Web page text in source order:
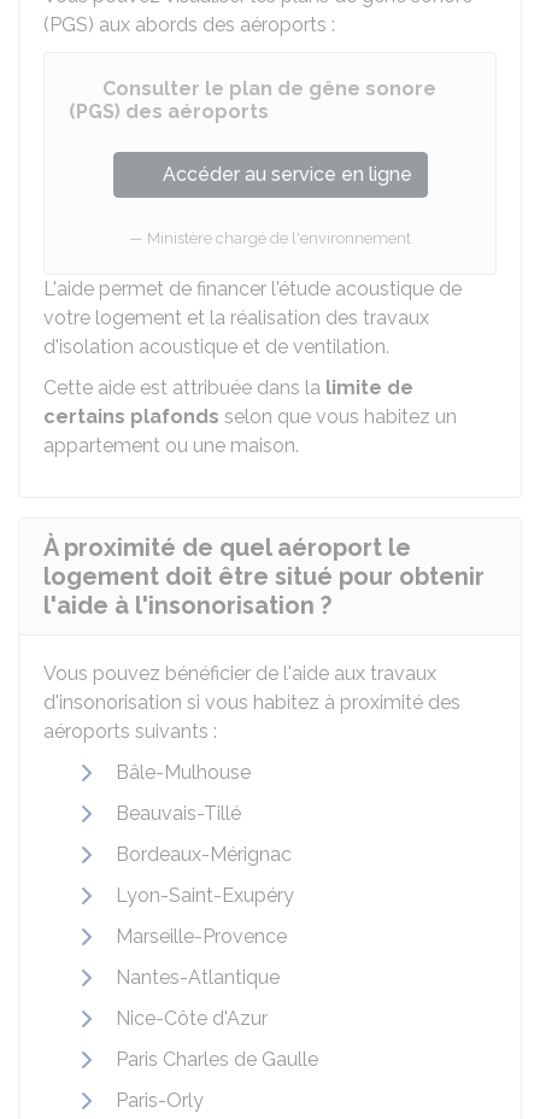
(PGS) aux abords des aéroports :
Consulter le plan de gêne sonore
(PGS) des aéroports
Accéder au service en ligne
Ministère chargé de l'environnement
L'aide permet de financer l'étude acoustique de
votre logement et la réalisation des travaux
d'isolation acoustique et de ventilation.
Cette aide est attribuée dans la limite de
certains plafonds selon que vous habitez un
appartement ou une maison.
À proximité de quel aéroport le
logement doit être situé pour obtenir
l'aide à l'insonorisation ?
Vous pouvez bénéficier de l'aide aux travaux
d'insonorisation si vous habitez à proximité des
aéroports suivants :
Bâle-Mulhouse
Beauvais-Tillé
Bordeaux-Mérignac
Lyon-Saint-Exupéry
Marseille-Provence
Nantes-Atlantique
Nice-Côte d'Azur
Paris Charles de Gaulle
Paris-Orly